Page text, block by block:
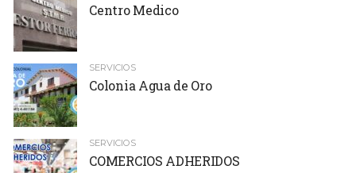
Centro Medico
SERVICIOS
Colonia Agua de Oro
SERVICIOS
COMERCIOS ADHERIDOS